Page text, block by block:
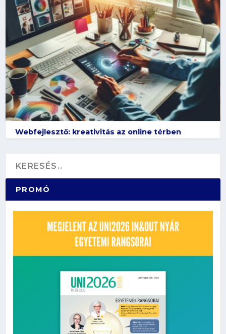
Webfejlesztő: kreativitás az online térben
PROMÓ